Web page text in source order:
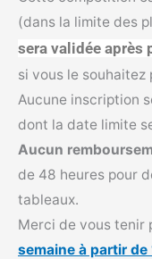
(dans la limite des
sera validée après
si vous le
Aucune inscription
dont la date limite
Aucun
de 48 heures pour
tableaux.
Merci de vous tenir
semaine à partir